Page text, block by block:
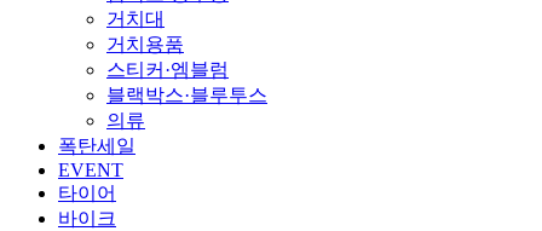
거치대
거치용품
스티커·엠블럼
블랙박스·블루투스
의류
폭탄세일
EVENT
타이어
바이크